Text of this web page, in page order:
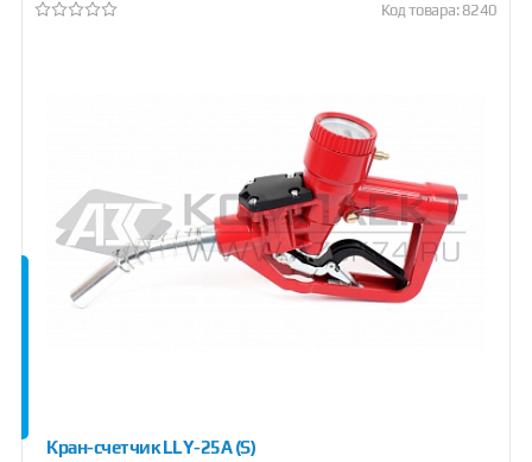
Код товара: 8240
Кран-счетчик LLY-25A (S)